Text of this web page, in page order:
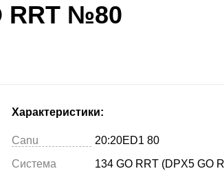
RRT №80
Характеристики:
Canu
20:20ED1 80
Система
134 GO RRT (DPX5 GO